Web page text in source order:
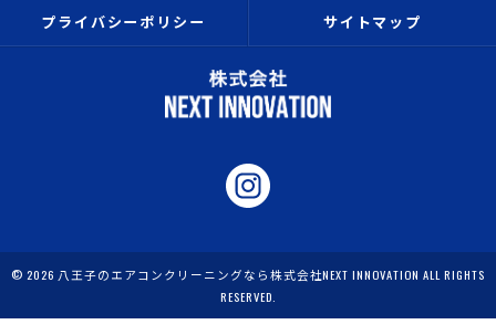
プライバシーポリシー サイトマップ
© 2026 八王子のエアコンクリーニングなら株式会社NEXT INNOVATION ALL RIGHTS
RESERVED.